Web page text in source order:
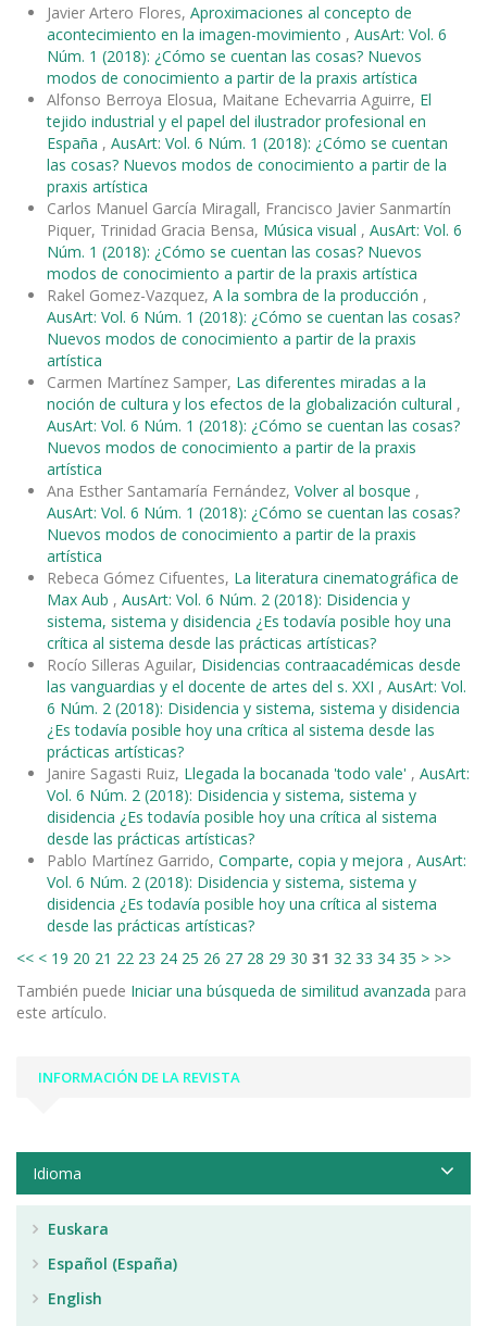
Javier Artero Flores, Aproximaciones al concepto de
acontecimiento en la imagen-movimiento , AusArt: Vol. 6
Núm. 1 (2018): ¿Cómo se cuentan las cosas? Nuevos
modos de conocimiento a partir de la praxis artística
Alfonso Berroya Elosua, Maitane Echevarria Aguirre, El
tejido industrial y el papel del ilustrador profesional en
España , AusArt: Vol. 6 Núm. 1 (2018): ¿Cómo se cuentan
las cosas? Nuevos modos de conocimiento a partir de la
praxis artística
Carlos Manuel García Miragall, Francisco Javier Sanmartín
Piquer, Trinidad Gracia Bensa, Música visual , AusArt: Vol. 6
Núm. 1 (2018): ¿Cómo se cuentan las cosas? Nuevos
modos de conocimiento a partir de la praxis artística
Rakel Gomez-Vazquez, A la sombra de la producción ,
AusArt: Vol. 6 Núm. 1 (2018): ¿Cómo se cuentan las cosas?
Nuevos modos de conocimiento a partir de la praxis
artística
Carmen Martínez Samper, Las diferentes miradas a la
noción de cultura y los efectos de la globalización cultural ,
AusArt: Vol. 6 Núm. 1 (2018): ¿Cómo se cuentan las cosas?
Nuevos modos de conocimiento a partir de la praxis
artística
Ana Esther Santamaría Fernández, Volver al bosque ,
AusArt: Vol. 6 Núm. 1 (2018): ¿Cómo se cuentan las cosas?
Nuevos modos de conocimiento a partir de la praxis
artística
Rebeca Gómez Cifuentes, La literatura cinematográfica de
Max Aub , AusArt: Vol. 6 Núm. 2 (2018): Disidencia y
sistema, sistema y disidencia ¿Es todavía posible hoy una
crítica al sistema desde las prácticas artísticas?
Rocío Silleras Aguilar, Disidencias contraacadémicas desde
las vanguardias y el docente de artes del s. XXI , AusArt: Vol.
6 Núm. 2 (2018): Disidencia y sistema, sistema y disidencia
¿Es todavía posible hoy una crítica al sistema desde las
prácticas artísticas?
Janire Sagasti Ruiz, Llegada la bocanada 'todo vale' , AusArt:
Vol. 6 Núm. 2 (2018): Disidencia y sistema, sistema y
disidencia ¿Es todavía posible hoy una crítica al sistema
desde las prácticas artísticas?
Pablo Martínez Garrido, Comparte, copia y mejora , AusArt:
Vol. 6 Núm. 2 (2018): Disidencia y sistema, sistema y
disidencia ¿Es todavía posible hoy una crítica al sistema
desde las prácticas artísticas?
<< < 19 20 21 22 23 24 25 26 27 28 29 30 31 32 33 34 35 > >>
También puede Iniciar una búsqueda de similitud avanzada para
este artículo.
INFORMACIÓN DE LA REVISTA
Idioma
Euskara
Español (España)
English